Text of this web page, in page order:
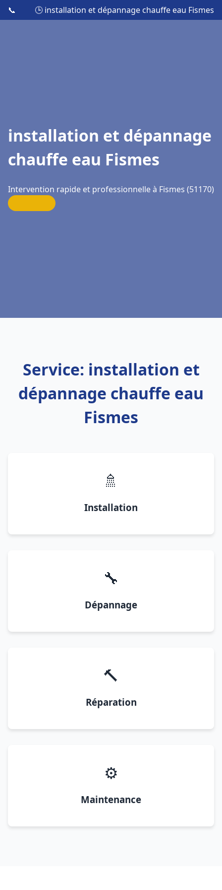
📞 🕒 installation et dépannage chauffe eau Fismes
installation et dépannage
chauffe eau Fismes
Intervention rapide et professionnelle à Fismes (51170)
Service: installation et
dépannage chauffe eau
Fismes
🚿
Installation
🔧
Dépannage
🔨
Réparation
⚙️
Maintenance